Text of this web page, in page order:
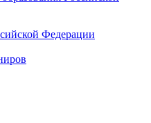
Федерации